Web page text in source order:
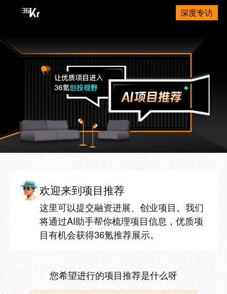
深度专访
欢迎来到项目推荐
这里可以提交融资进展、创业项目。我们
将通过AI助手帮你梳理项目信息，优质项
目有机会获得36氪推荐展示。
您希望进行的项目推荐是什么呀